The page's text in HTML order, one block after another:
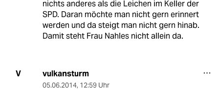
nichts anderes als die Leichen im Keller der
SPD. Daran möchte man nicht gern erinnert
werden und da steigt man nicht gern hinab.
Damit steht Frau Nahles nicht allein da.
V vulkansturm
05.06.2014, 12:59 Uhr